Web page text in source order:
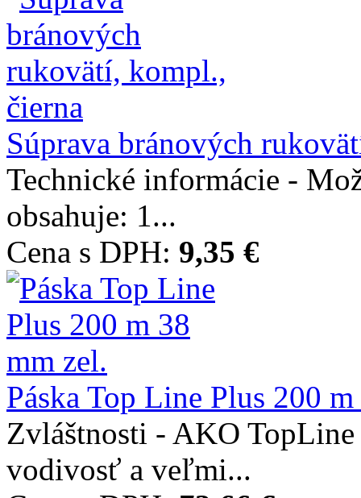
Súprava bránových
Technické informácie -
obsahuje: 1...
Cena s DPH: 9,35 €
Páska Top Line Plus 200
Zvláštnosti - AKO
vodivosť a veľmi...